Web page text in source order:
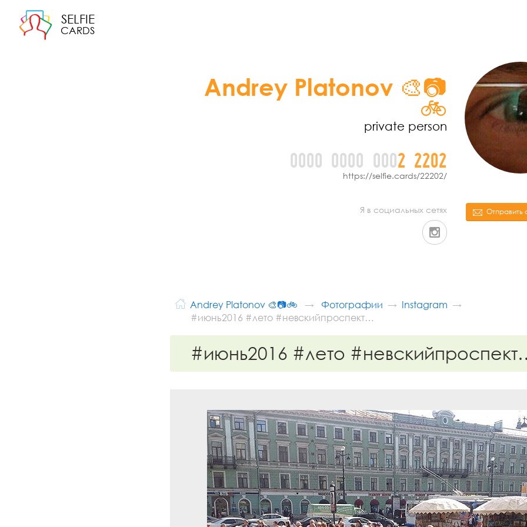
SELFIE
CARDS
Andrey Platonov 🎨📷
🚲
private person
0000 0000 0002 2202
https://selfie.cards/22202/
Я в социальных сетях
Andrey Platonov 🎨📷🚲 Фотографии
Instagram
#июнь2016 #лето #невскийпроспект…
#июнь2016 #лето